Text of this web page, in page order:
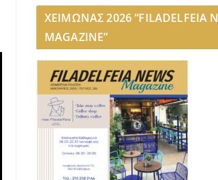
ΧΕΙΜΩΝΑΣ 2026 “FILADELFEIA
MAGAZINE”